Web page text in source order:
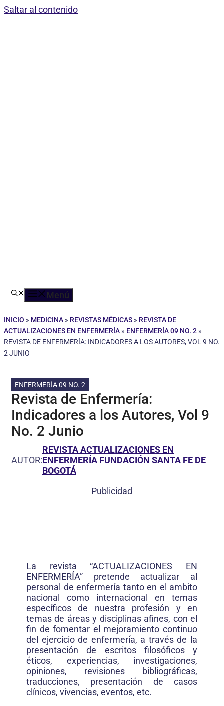
Saltar al contenido
Menú
INICIO » MEDICINA » REVISTAS MÉDICAS » REVISTA DE
ACTUALIZACIONES EN ENFERMERÍA » ENFERMERÍA 09 NO. 2 »
REVISTA DE ENFERMERÍA: INDICADORES A LOS AUTORES, VOL 9 NO.
2 JUNIO
ENFERMERÍA 09 NO. 2
Revista de Enfermería:
Indicadores a los Autores, Vol 9
No. 2 Junio
AUTOR:
REVISTA ACTUALIZACIONES EN
ENFERMERÍA FUNDACIÓN SANTA FE DE
BOGOTÁ
Publicidad
La revista “ACTUALIZACIONES EN
ENFERMERÍA” pretende actualizar al
personal de enfermería tanto en el ambito
nacional como internacional en temas
específicos de nuestra profesión y en
temas de áreas y disciplinas afines, con el
fin de fomentar el mejoramiento continuo
del ejercicio de enfermería, a través de la
presentación de escritos filosóficos y
éticos, experiencias, investigaciones,
opiniones, revisiones bibliográficas,
traducciones, presentación de casos
clínicos, vivencias, eventos, etc.